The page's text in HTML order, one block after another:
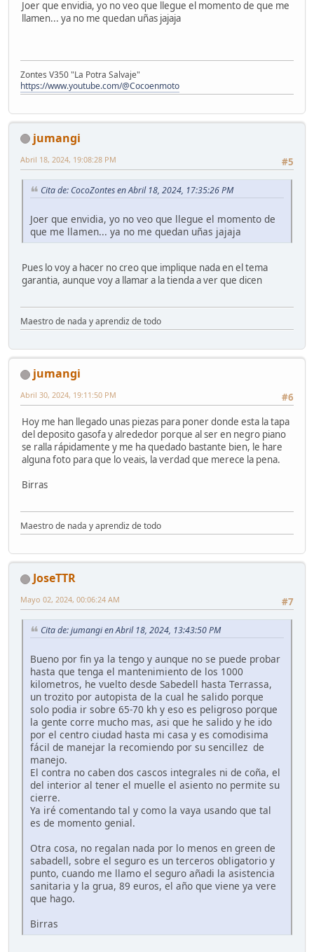
Joer que envidia, yo no veo que llegue el momento de que me
llamen... ya no me quedan uñas jajaja
Zontes V350 "La Potra Salvaje"
https://www.youtube.com/@Cocoenmoto
jumangi
#5
Abril 18, 2024, 19:08:28 PM
Cita de: CocoZontes en Abril 18, 2024, 17:35:26 PM
Joer que envidia, yo no veo que llegue el momento de
que me llamen... ya no me quedan uñas jajaja
Pues lo voy a hacer no creo que implique nada en el tema
garantia, aunque voy a llamar a la tienda a ver que dicen
Maestro de nada y aprendiz de todo
jumangi
#6
Abril 30, 2024, 19:11:50 PM
Hoy me han llegado unas piezas para poner donde esta la tapa
del deposito gasofa y alrededor porque al ser en negro piano
se ralla rápidamente y me ha quedado bastante bien, le hare
alguna foto para que lo veais, la verdad que merece la pena.
Birras
Maestro de nada y aprendiz de todo
JoseTTR
#7
Mayo 02, 2024, 00:06:24 AM
Cita de: jumangi en Abril 18, 2024, 13:43:50 PM
Bueno por fin ya la tengo y aunque no se puede probar
hasta que tenga el mantenimiento de los 1000
kilometros, he vuelto desde Sabedell hasta Terrassa,
un trozito por autopista de la cual he salido porque
solo podia ir sobre 65-70 kh y eso es peligroso porque
la gente corre mucho mas, asi que he salido y he ido
por el centro ciudad hasta mi casa y es comodisima
fácil de manejar la recomiendo por su sencillez de
manejo.
El contra no caben dos cascos integrales ni de coña, el
del interior al tener el muelle el asiento no permite su
cierre.
Ya iré comentando tal y como la vaya usando que tal
es de momento genial.
Otra cosa, no regalan nada por lo menos en green de
sabadell, sobre el seguro es un terceros obligatorio y
punto, cuando me llamo el seguro añadi la asistencia
sanitaria y la grua, 89 euros, el año que viene ya vere
que hago.
Birras